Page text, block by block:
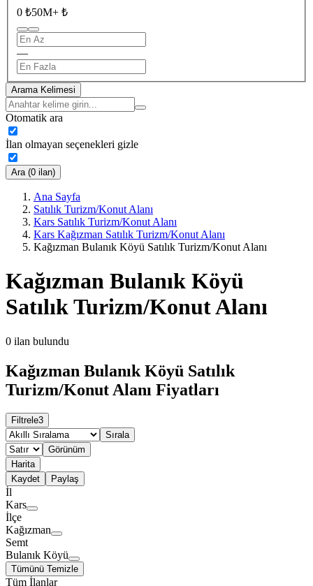
0 ₺50M+ ₺
—
Arama Kelimesi
Otomatik ara
İlan olmayan seçenekleri gizle
Ara (0 ilan)
Ana Sayfa
Satılık Turizm/Konut Alanı
Kars Satılık Turizm/Konut Alanı
Kars Kağızman Satılık Turizm/Konut Alanı
Kağızman Bulanık Köyü Satılık Turizm/Konut Alanı
Kağızman Bulanık Köyü
Satılık Turizm/Konut Alanı
0 ilan bulundu
Kağızman Bulanık Köyü Satılık
Turizm/Konut Alanı Fiyatları
Filtrele3
Sırala
Görünüm
Harita
Kaydet
Paylaş
İl
Kars
İlçe
Kağızman
Semt
Bulanık Köyü
Tümünü Temizle
Tüm İlanlar